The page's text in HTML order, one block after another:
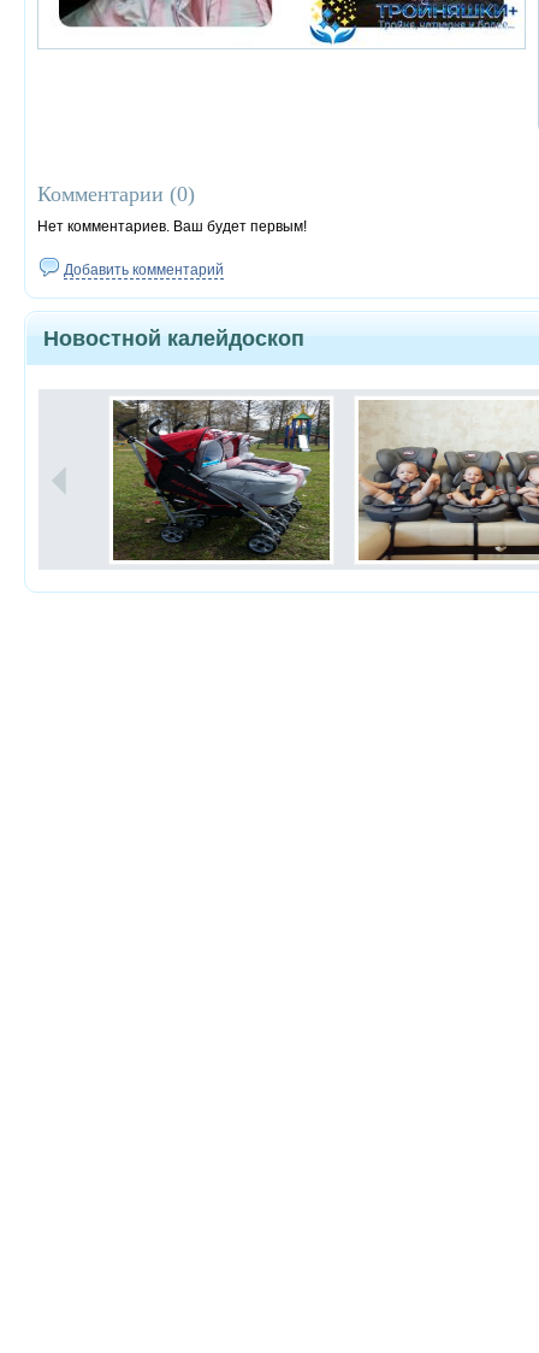
Комментарии (0)
Нет комментариев. Ваш будет первым!
Добавить комментарий
Новостной калейдоскоп